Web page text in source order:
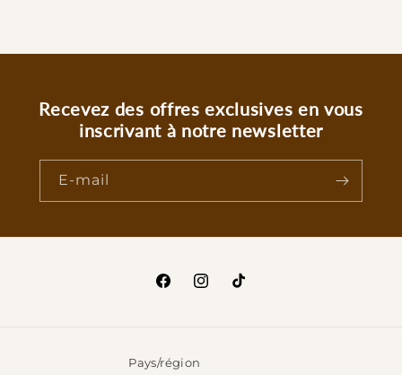
Recevez des offres exclusives en vous
inscrivant à notre newsletter
E-mail
FacebookInstagram
TikTok
Pays/région